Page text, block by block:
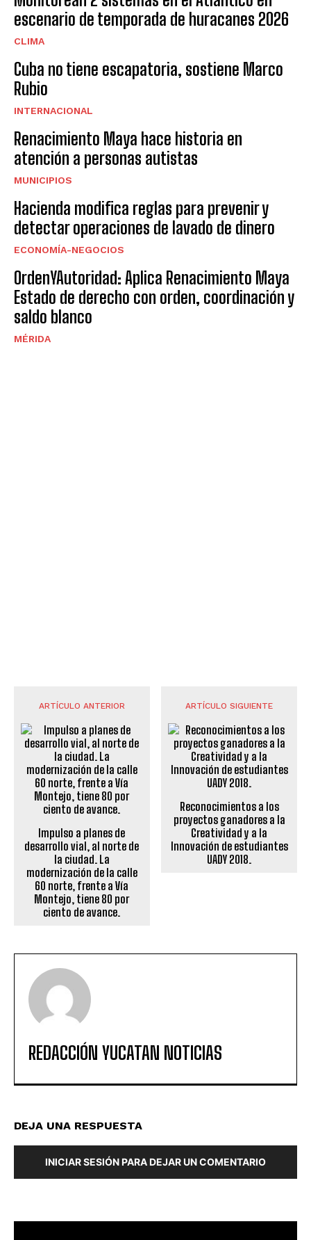
escenario de temporada de huracanes 2026
CLIMA
Cuba no tiene escapatoria, sostiene Marco
Rubio
INTERNACIONAL
Renacimiento Maya hace historia en
atención a personas autistas
MUNICIPIOS
Hacienda modifica reglas para prevenir y
detectar operaciones de lavado de dinero
ECONOMÍA-NEGOCIOS
OrdenYAutoridad: Aplica Renacimiento Maya
Estado de derecho con orden, coordinación y
saldo blanco
MÉRIDA
ARTÍCULO ANTERIOR
Impulso a planes de
desarrollo vial, al norte de
la ciudad. La
modernización de la calle
60 norte, frente a Vía
Montejo, tiene 80 por
ciento de avance.
ARTÍCULO SIGUIENTE
Reconocimientos a los
proyectos ganadores a la
Creatividad y a la
Innovación de estudiantes
UADY 2018.
REDACCIÓN YUCATAN NOTICIAS
DEJA UNA RESPUESTA
INICIAR SESIÓN PARA DEJAR UN COMENTARIO